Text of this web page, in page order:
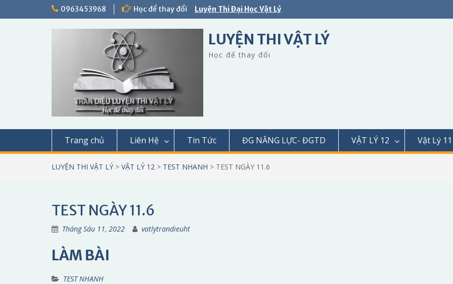
0963453968 Học để thay đổi Luyện Thi Đại Học Vật Lý
LUYỆN THI VẬT LÝ
Học để thay đổi
Trang chủ Liên Hệ Tin Tức ĐG NĂNG LỰC- ĐGTD VẬT LÝ 12 Vật Lý 11
LUYỆN THI VẬT LÝ > VẬT LÝ 12 > TEST NHANH > TEST NGÀY 11.6
TEST NGÀY 11.6
Tháng Sáu 11, 2022 vatlytrandieuht
LÀM BÀI
TEST NHANH